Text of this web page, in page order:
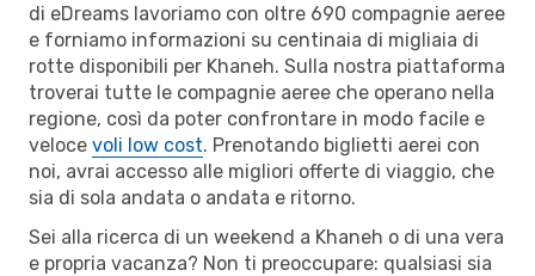
di eDreams lavoriamo con oltre 690 compagnie aeree
e forniamo informazioni su centinaia di migliaia di
rotte disponibili per Khaneh. Sulla nostra piattaforma
troverai tutte le compagnie aeree che operano nella
regione, così da poter confrontare in modo facile e
veloce voli low cost. Prenotando biglietti aerei con
noi, avrai accesso alle migliori offerte di viaggio, che
sia di sola andata o andata e ritorno.
Sei alla ricerca di un weekend a Khaneh o di una vera
e propria vacanza? Non ti preoccupare: qualsiasi sia